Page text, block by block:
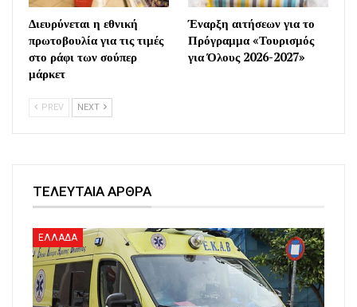
Διευρύνεται η εθνική
πρωτοβουλία για τις τιμές
στο ράφι των σούπερ
μάρκετ
Έναρξη αιτήσεων για το
Πρόγραμμα «Τουρισμός
για Όλους 2026-2027»
PREV NEXT
ΤΕΛΕΥΤΑΙΑ ΑΡΘΡΑ
ΕΛΛΑΔΑ